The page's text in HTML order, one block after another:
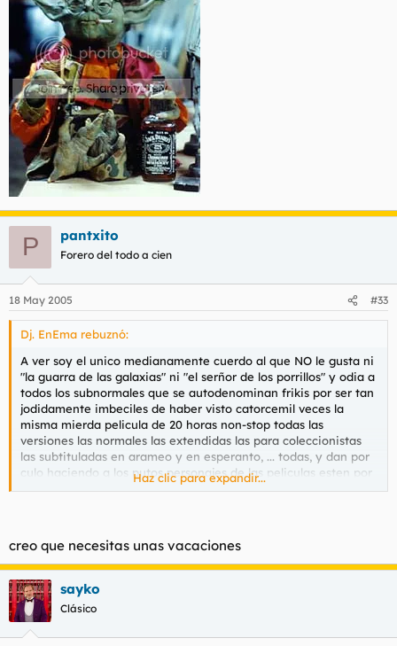
P pantxito
Forero del todo a cien
18 May 2005 #33
Dj. EnEma rebuznó:
A ver soy el unico medianamente cuerdo al que NO le gusta ni
"la guarra de las galaxias" ni "el serñor de los porrillos" y odia a
todos los subnormales que se autodenominan frikis por ser tan
jodidamente imbeciles de haber visto catorcemil veces la
misma mierda pelicula de 20 horas non-stop todas las
versiones las normales las extendidas las para coleccionistas
las subtituladas en arameo y en esperanto, ... todas, y dan por
culo haciendo q los putos personajes de las peliculas esten por
todas partes (vas al McDonals y ahi esta, un golum de plastico
Haz clic para expandir...
creo que necesitas unas vacaciones
sayko
Clásico